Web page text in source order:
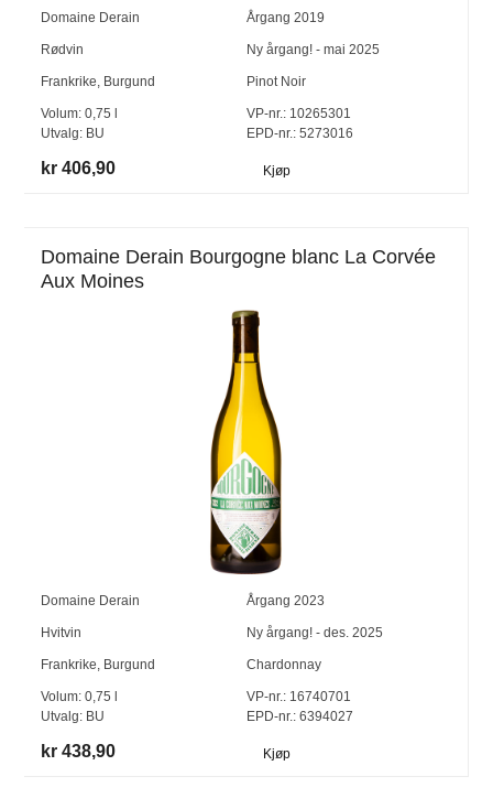
Domaine Derain Årgang 2019
Rødvin Ny årgang! - mai 2025
Frankrike, Burgund Pinot Noir
Volum:0,75
Utvalg: BU
VP-nr.:10265301
EPD-nr.: 5273016
kr 406,90 Kjøp
Domaine Derain Bourgogne blanc La Corvée
Aux Moines
Domaine Derain Årgang 2023
Hvitvin Ny årgang! - des. 2025
Frankrike, Burgund Chardonnay
Volum:0,75
Utvalg: BU
VP-nr.:16740701
EPD-nr.: 6394027
kr 438,90 Kjøp